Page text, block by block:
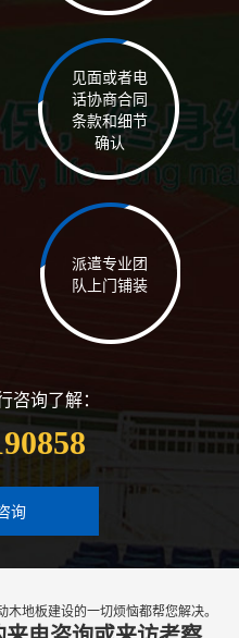
见面或者电
话协商合同
条款和细节
确认
派遣专业团
队上门铺装
咨询了解：
询
地板建设的一切烦恼都帮您解决。